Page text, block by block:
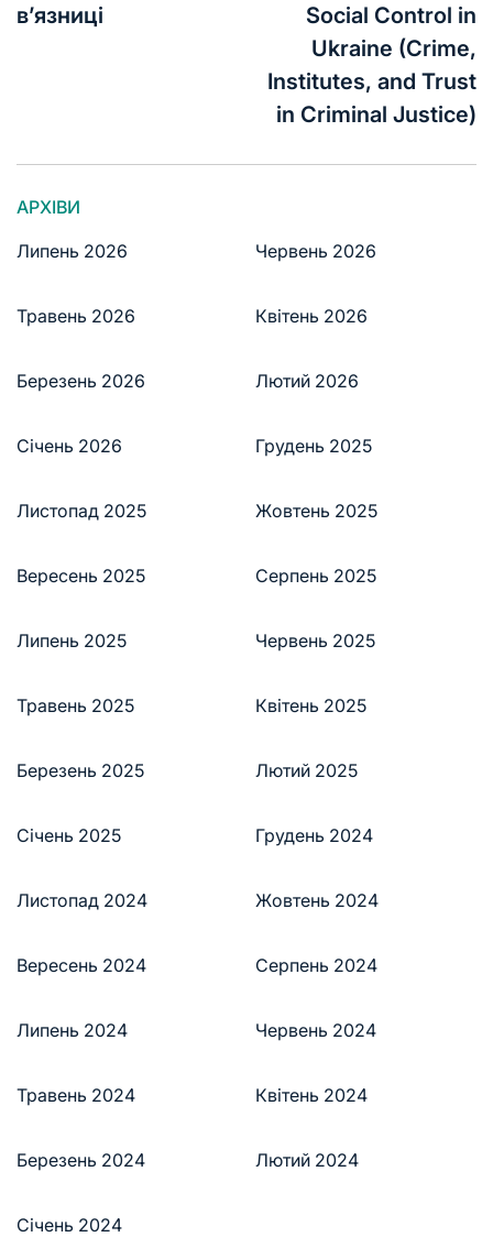
в’язниці
Social Control in
Ukraine (Crime,
Institutes, and Trust
in Criminal Justice)
АРХІВИ
Липень 2026
Червень 2026
Травень 2026 Квітень 2026
Березень 2026 Лютий 2026
Січень 2026 Грудень 2025
Листопад 2025 Жовтень 2025
Вересень 2025 Серпень 2025
Липень 2025 Червень 2025
Травень 2025 Квітень 2025
Березень 2025 Лютий 2025
Січень 2025 Грудень 2024
Листопад 2024 Жовтень 2024
Вересень 2024 Серпень 2024
Липень 2024 Червень 2024
Травень 2024 Квітень 2024
Березень 2024 Лютий 2024
Січень 2024